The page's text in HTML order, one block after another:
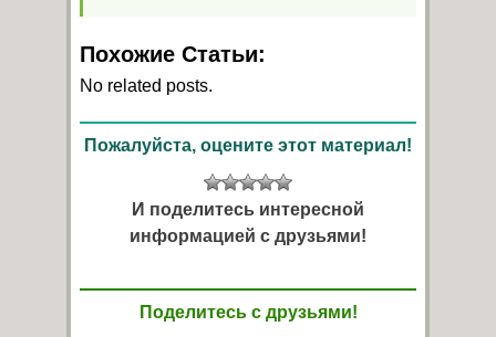
Похожие Статьи:
No related posts.
Пожалуйста, оцените этот материал!
И поделитесь интересной
информацией с друзьями!
Поделитесь с друзьями!